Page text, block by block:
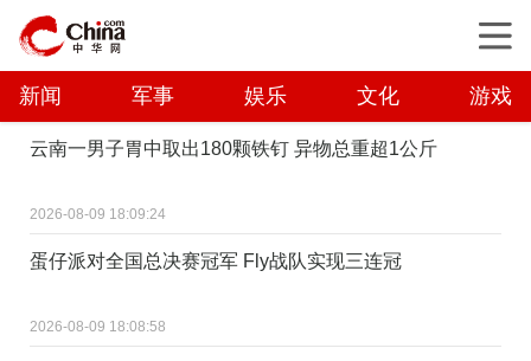
新闻 军事 娱乐 文化 游戏
云南一男子胃中取出180颗铁钉 异物总重超1公斤
2026-08-09 18:09:24
蛋仔派对全国总决赛冠军 Fly战队实现三连冠
2026-08-09 18:08:58